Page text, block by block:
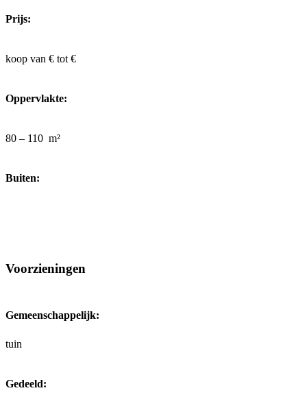
Prijs:
koop van € tot €
Oppervlakte:
80 – 110 m²
Buiten:
Voorzieningen
Gemeenschappelijk:
tuin
Gedeeld: